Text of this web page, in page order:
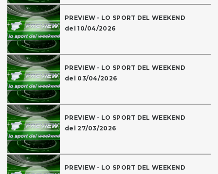
PREVIEW - LO SPORT DEL WEEKEND
del 10/04/2026
PREVIEW - LO SPORT DEL WEEKEND
del 03/04/2026
PREVIEW - LO SPORT DEL WEEKEND
del 27/03/2026
PREVIEW - LO SPORT DEL WEEKEND